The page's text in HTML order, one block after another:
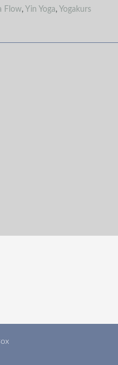
Flow, Yin Yoga, Yogakurs